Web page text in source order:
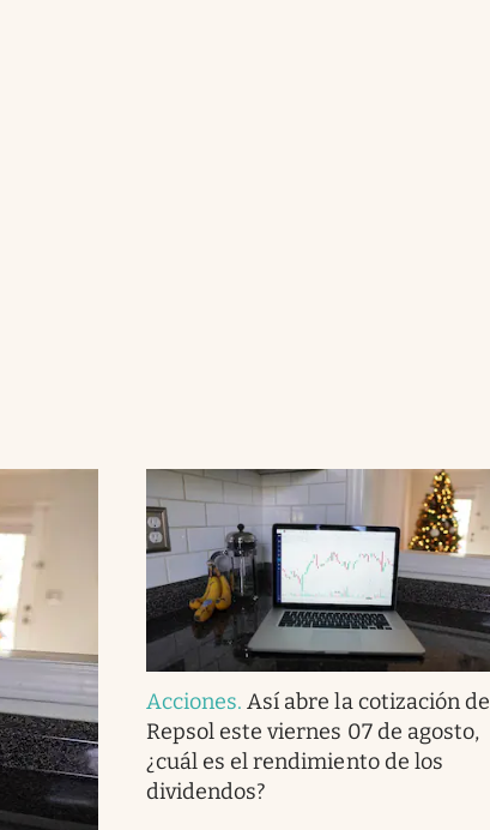
Acciones.Así abre la cotización de
Repsol este viernes 07 de agosto,
¿cuál es el rendimiento de los
dividendos?